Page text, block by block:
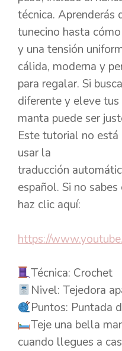
técnica. Aprenderás
tunecino hasta
y una tensión
cálida, moderna y
para regalar. Si
diferente y eleve
manta puede ser
Este tutorial no está
usar la
traducción
español. Si no
haz clic aquí:
https://
Técnica: Crochet
Nivel: Tejedora
Puntos: Puntada
Teje una bella
cuando llegues a